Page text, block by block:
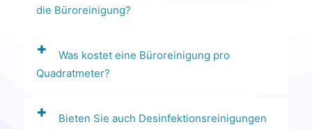
die Büroreinigung?
Was kostet eine Büroreinigung pro
Quadratmeter?
Bieten Sie auch Desinfektionsreinigungen